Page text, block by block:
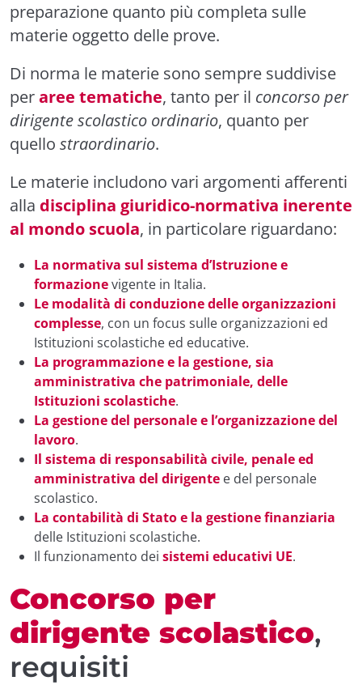
preparazione quanto più completa sulle
materie oggetto delle prove.
Di norma le materie sono sempre suddivise
peraree tematiche, tanto per il concorso per
dirigente scolastico ordinario, quanto per
quello straordinario.
Le materie includono vari argomenti afferenti
alla disciplina giuridico-normativa inerente
al mondo scuola, in particolare riguardano:
La normativa sul sistema d’Istruzione e
formazionevigente in Italia.
Le modalità di conduzione delle organizzazioni
complesse, con un focus sulle organizzazioni ed
Istituzioni scolastiche ed educative.
La programmazione e la gestione, sia
amministrativa che patrimoniale, delle
Istituzioni scolastiche.
La gestione del personale e l’organizzazione del
lavoro.
Il sistema di responsabilità civile, penale ed
amministrativa del dirigente e del personale
scolastico.
La contabilità di Stato e la gestione finanziaria
delle Istituzioni scolastiche.
Il funzionamento dei sistemi educativi UE.
Concorso per
dirigente scolastico,
requisiti